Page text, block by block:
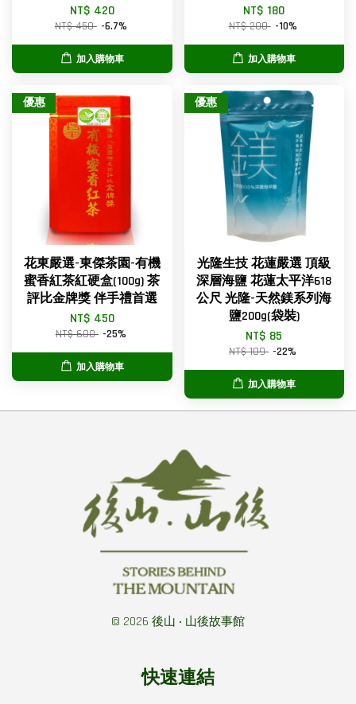
NT$ 420
NT$ 450 -6.7%
加入購物車
NT$ 180
NT$ 200 -10%
加入購物車
優惠
花東嚴選-東傑茶園-有機
蜜香紅茶紅硬盒(100g) 茶
評比金牌獎 伴手禮首選
NT$ 450
NT$ 600 -25%
加入購物車
優惠
光隆生技 花蓮嚴選 頂級
深層海鹽 花蓮太平洋618
公尺 光隆-天然鎂系列海
鹽200g(袋裝)
NT$ 85
NT$ 109 -22%
加入購物車
© 2026 後山 ‧ 山後故事館
快速連結